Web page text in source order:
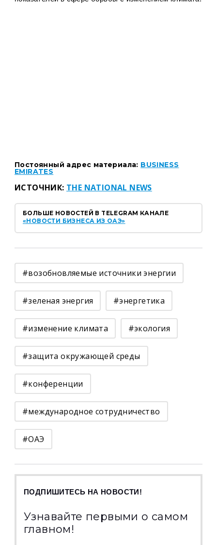
Постоянный адрес материала: BUSINESS
EMIRATES
ИСТОЧНИК: THE NATIONAL NEWS
БОЛЬШЕ НОВОСТЕЙ В TELEGRAM КАНАЛЕ
«НОВОСТИ БИЗНЕСА ИЗ ОАЭ»
#возобновляемые источники энергии
#зеленая энергия #энергетика
#изменение климата #экология
#защита окружающей среды
#конференции
#международное сотрудничество
#ОАЭ
ПОДПИШИТЕСЬ НА НОВОСТИ!
Узнавайте первыми о самом
главном!